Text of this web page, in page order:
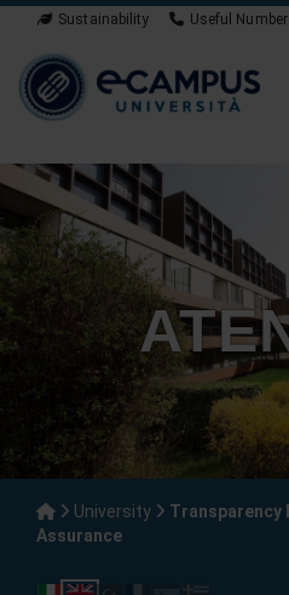
Sustainability Useful
University
Transparency
Assurance